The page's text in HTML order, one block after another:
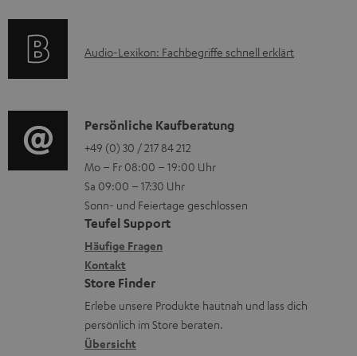
a
n
n
m
V
e
r
s
a
n
d
i
e
n
z
u
r
G
a
r
a
n
t
g
e
r
ä
t
e
R
ü
c
k
A
i
o
-
L
e
x
i
k
o
n
Audio-Lexikon: Fachbegriffe schnell erklärt
K
o
n
t
a
k
t
d
a
t
Persönliche Kaufberatung
+49 (0) 30 / 217 84 212
Mo – Fr 08:00 – 19:00 Uhr
Sa 09:00 – 17:30 Uhr
Sonn- und Feiertage geschlossen
Teufel Support
Häufige Fragen
Kontakt
Store Finder
Erlebe unsere Produkte hautnah und lass dich
persönlich im Store beraten.
Übersicht